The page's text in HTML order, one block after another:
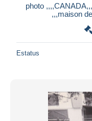
photo
,,,maison
Estatus